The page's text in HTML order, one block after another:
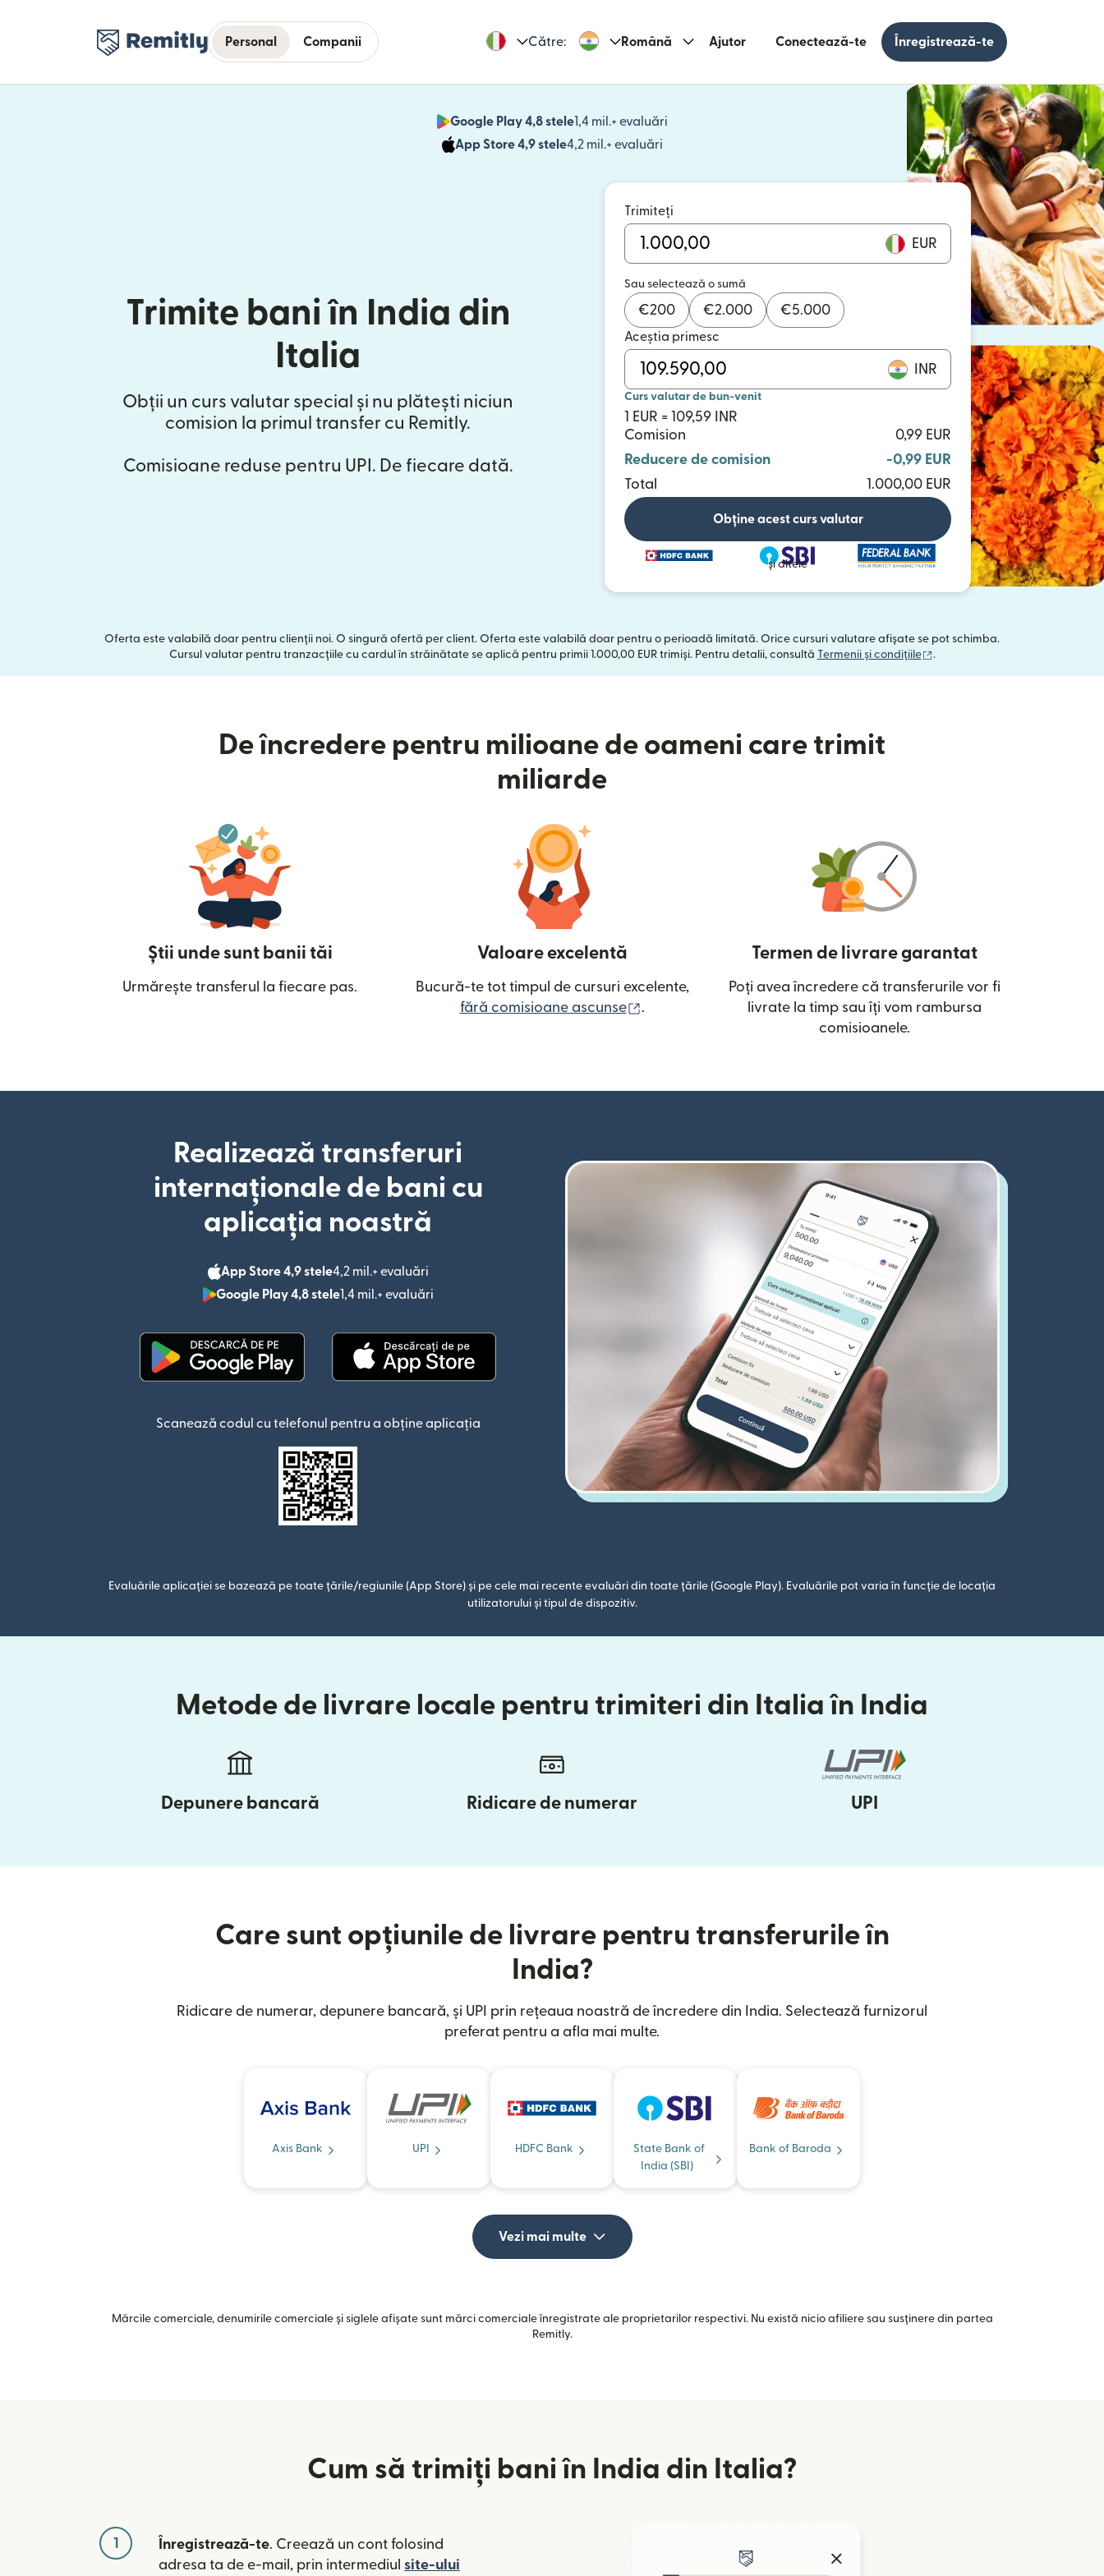
Personal Companii Către: Română Ajutor Conectează-te Înregistrează-te
Google Play 4,8 stele1,4 mil.+ evaluări
(se deschide într-o fereastră nouă)
App Store 4,9 stele4,2 mil.+ evaluări
(se deschide într-o fereastră nouă)
Trimite bani în India din
Italia
Obții un curs valutar special și nu plătești niciun
comision la primul transfer cu Remitly.
Comisioane reduse pentru UPI. De fiecare dată.
Trimiteți
EUR
Sau selectează o sumă
€200 €2.000 €5.000
Aceștia primesc
INR
Curs valutar de bun-venit
1 EUR = 109,59 INR
Comision
0,99 EUR
Reducere de comision
-0,99 EUR
Total
1.000,00 EUR
Obține acest curs valutar
și altele
Oferta este valabilă doar pentru clienții noi. O singură ofertă per client. Oferta este valabilă doar pentru o perioadă limitată. Orice cursuri valutare afișate se pot schimba.
Cursul valutar pentru tranzacțiile cu cardul în străinătate se aplică pentru primii 1.000,00 EUR trimiși. Pentru detalii, consultă Termenii și condițiile (se deschide într-o fereastră
.
De încredere pentru milioane de oameni care trimit
miliarde
Știi unde sunt banii tăi
Urmărește transferul la fiecare pas.
Valoare excelentă
Bucură-te tot timpul de cursuri excelente,
fără comisioane ascunse
(se deschide într-o fereastră nouă)
.
Termen de livrare garantat
Poți avea încredere că transferurile vor fi
livrate la timp sau îți vom rambursa
comisioanele.
Realizează transferuri
internaționale de bani cu
aplicația noastră
App Store 4,9 stele4,2 mil.+ evaluări
(se deschide într-o fereastră nouă)
Google Play 4,8 stele1,4 mil.+ evaluări
(se deschide într-o fereastră nouă)
Scanează codul cu telefonul pentru a obține aplicația
Evaluările aplicației se bazează pe toate țările/regiunile (App Store) și pe cele mai recente evaluări din toate țările (Google Play). Evaluările pot varia în funcție de locația
utilizatorului și tipul de dispozitiv.
Metode de livrare locale pentru trimiteri din Italia în India
Depunere bancară Ridicare de numerar UPI
Care sunt opțiunile de livrare pentru transferurile în
India?
Ridicare de numerar, depunere bancară, și UPI prin rețeaua noastră de încredere din India. Selectează furnizorul
preferat pentru a afla mai multe.
Axis Bank UPI HDFC Bank
State Bank of
India (SBI)
Bank of Baroda
Vezi mai multe
Mărcile comerciale, denumirile comerciale și siglele afișate sunt mărci comerciale înregistrate ale proprietarilor respectivi. Nu există nicio afiliere sau susținere din partea
Remitly.
Cum să trimiți bani în India din Italia?
1 Înregistrează-te. Creează un cont folosind
adresa ta de e-mail, prin intermediul site-ului